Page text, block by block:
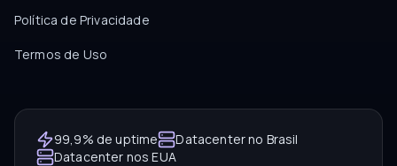
Política de Privacidade
Termos de Uso
99,9% de uptime
Datacenter no Brasil
Datacenter nos EUA